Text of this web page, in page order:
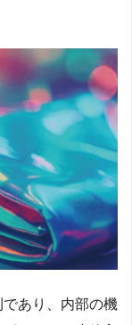
あり、内部の機